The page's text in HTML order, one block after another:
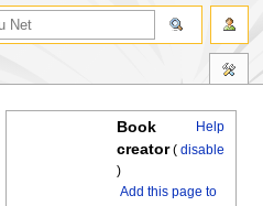
Help
Book
creator(disable
)
Add this page to